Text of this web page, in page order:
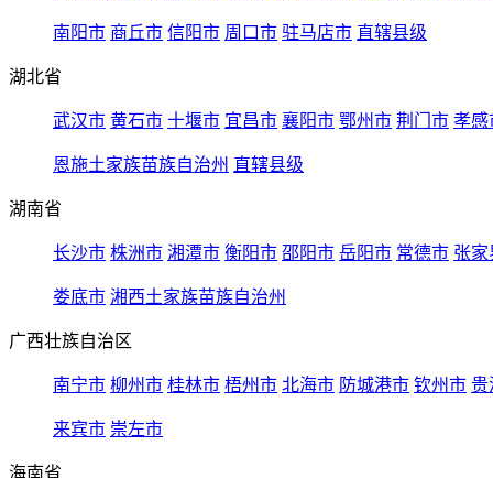
南阳市 商丘市 信阳市 周口市 驻马店市 直辖县级
湖北省
武汉市 黄石市 十堰市 宜昌市 襄阳市 鄂州市 荆门市 孝感
恩施土家族苗族自治州 直辖县级
湖南省
长沙市 株洲市 湘潭市 衡阳市 邵阳市 岳阳市 常德市 张家
娄底市 湘西土家族苗族自治州
广西壮族自治区
南宁市 柳州市 桂林市 梧州市 北海市 防城港市 钦州市 贵
来宾市 崇左市
海南省